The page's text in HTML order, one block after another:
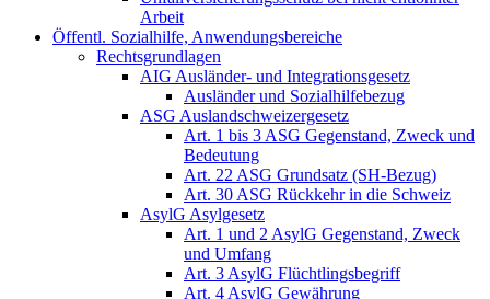
Arbeit
Öffentl. Sozialhilfe, Anwendungsbereiche
Rechtsgrundlagen
AIG Ausländer- und Integrationsgesetz
Ausländer und Sozialhilfebezug
ASG Auslandschweizergesetz
Art. 1 bis 3 ASG Gegenstand, Zweck und
Bedeutung
Art. 22 ASG Grundsatz (SH-Bezug)
Art. 30 ASG Rückkehr in die Schweiz
AsylG Asylgesetz
Art. 1 und 2 AsylG Gegenstand, Zweck
und Umfang
Art. 3 AsylG Flüchtlingsbegriff
Art. 4 AsylG Gewährung